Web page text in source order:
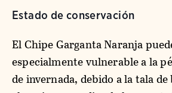
Estado de conservación
El Chipe Garganta Naranja
especialmente vulnerable a la
de invernada, debido a la tala de